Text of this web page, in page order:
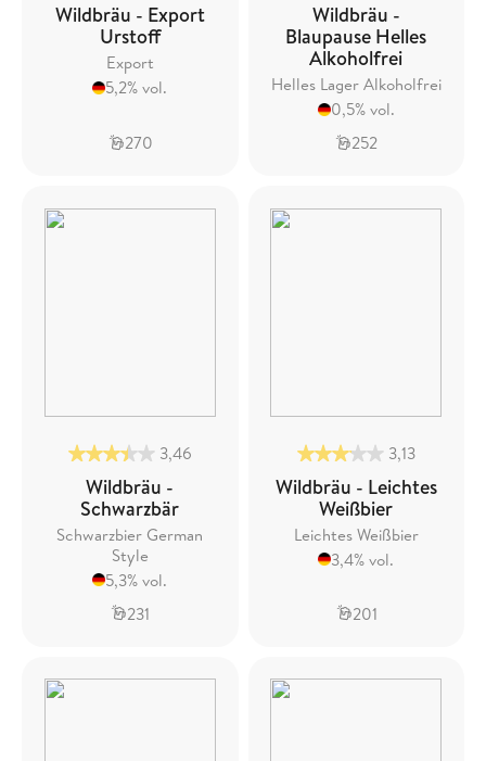
Wildbräu - Export
Urstoff
Export
5,2% vol.
270
Wildbräu -
Blaupause Helles
Alkoholfrei
Helles Lager Alkoholfrei
0,5% vol.
252
3,46
Wildbräu -
Schwarzbär
Schwarzbier German
Style
5,3% vol.
231
3,13
Wildbräu - Leichtes
Weißbier
Leichtes Weißbier
3,4% vol.
201